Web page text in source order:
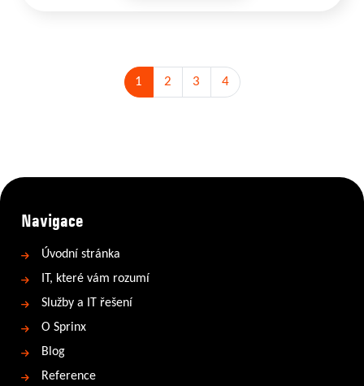
1 2 3 4
Navigace
Úvodní stránka
IT, které vám rozumí
Služby a IT řešení
O Sprinx
Blog
Reference